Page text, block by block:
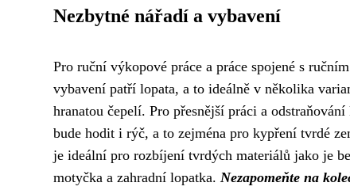
Nezbytné nářadí a vybavení
Pro ruční výkopové práce a práce spojené s
vybavení patří lopata, a to ideálně v několika
hranatou čepelí. Pro přesnější práci a
bude hodit i rýč, a to zejména pro kypření tvrdé
je ideální pro rozbíjení tvrdých materiálů jako je
motyčka a zahradní lopatka. Nezapomeňte na